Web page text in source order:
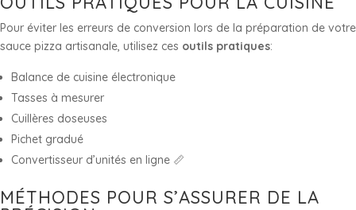
Pour éviter les erreurs de conversion lors de la préparation de votre
sauce pizza artisanale, utilisez ces outils pratiques:
Balance de cuisine électronique
Tasses à mesurer
Cuillères doseuses
Pichet gradué
Convertisseur d’unités en ligne 📏
MÉTHODES POUR S’ASSURER DE LA